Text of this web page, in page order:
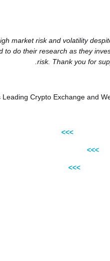
market risk and volatility
to do their research as they
risk. Thank you for
Crypto Exchange and